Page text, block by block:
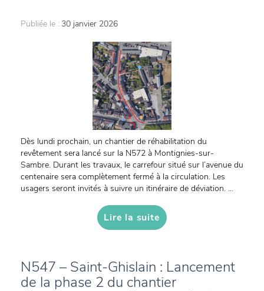
Publiée le : 30 janvier 2026
Dès lundi prochain, un chantier de réhabilitation du
revêtement sera lancé sur la N572 à Montignies-sur-
Sambre. Durant les travaux, le carrefour situé sur l’avenue du
centenaire sera complètement fermé à la circulation. Les
usagers seront invités à suivre un itinéraire de déviation. ...
Lire la suite
N547 – Saint-Ghislain : Lancement
de la phase 2 du chantier